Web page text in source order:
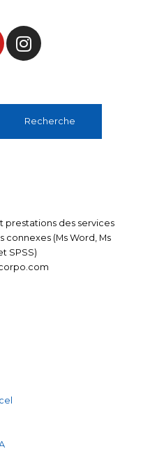
I
n
a
g
r
Recherche
prestations des services
connexes (Ms Word, Ms
SPSS)